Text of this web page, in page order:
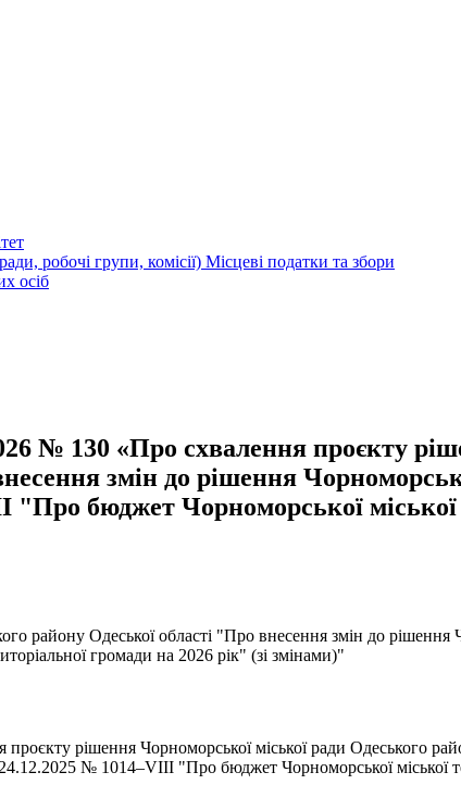
робочі групи, комісії) Місцеві податки та збори
осіб
№ 130 «Про схвалення проєкту
змін до рішення
"Про бюджет Чорноморської міської
району Одеської області "Про внесення змін до рішення
громади на 2026 рік" (зі змінами)"
рішення Чорноморської міської ради Одеського
№ 1014–VІII "Про бюджет Чорноморської міської